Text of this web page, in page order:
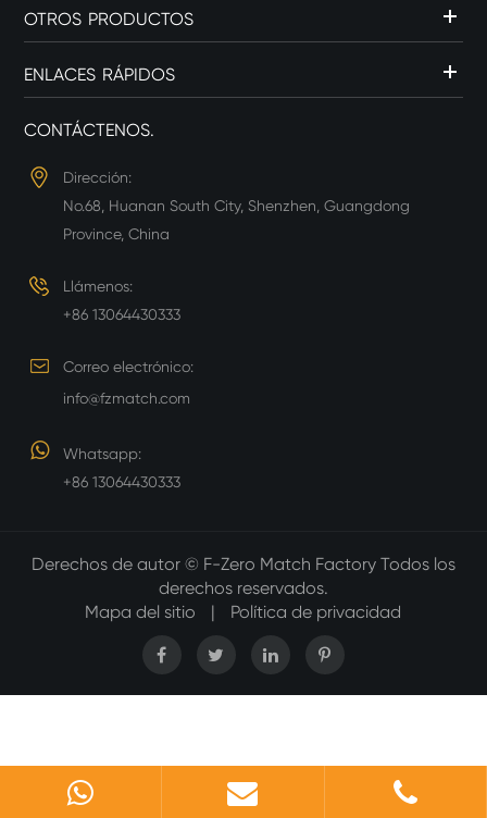
OTROS PRODUCTOS
ENLACES RÁPIDOS
CONTÁCTENOS.
Dirección:
No.68, Huanan South City, Shenzhen, Guangdong
Province, China
Llámenos:
+86 13064430333
Correo electrónico:
info@fzmatch.com
Whatsapp:
+86 13064430333
Derechos de autor © F-Zero Match Factory Todos los
derechos reservados.
Mapa del sitio
| Política de privacidad